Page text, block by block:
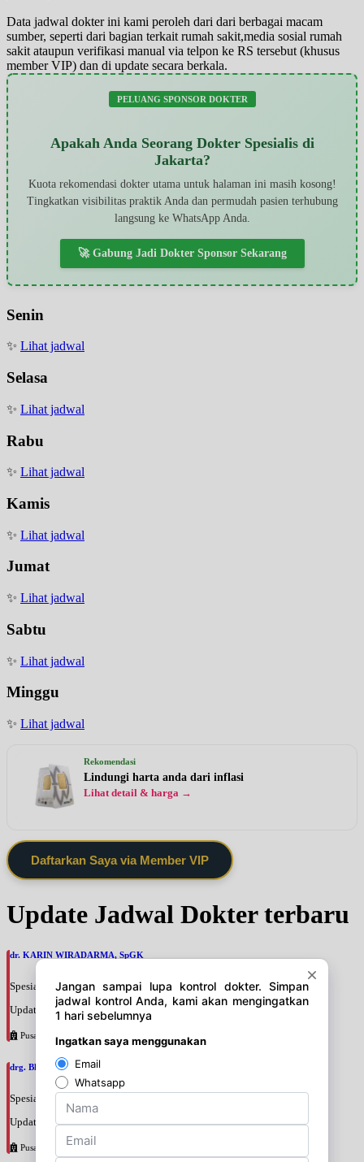
Data jadwal dokter ini kami peroleh dari dari berbagai macam
sumber, seperti dari bagian terkait rumah sakit,media sosial rumah
sakit ataupun verifikasi manual via telpon ke RS tersebut (khusus
member VIP) dan di update secara berkala.
PELUANG SPONSOR DOKTER
Apakah Anda Seorang Dokter Spesialis di
Jakarta?
Kuota rekomendasi dokter utama untuk halaman ini masih kosong!
Tingkatkan visibilitas praktik Anda dan permudah pasien terhubung
langsung ke WhatsApp Anda.
🚀 Gabung Jadi Dokter Sponsor Sekarang
Senin
✨ Lihat jadwal
Selasa
✨ Lihat jadwal
Rabu
✨ Lihat jadwal
Kamis
✨ Lihat jadwal
Jumat
✨ Lihat jadwal
Sabtu
✨ Lihat jadwal
Minggu
✨ Lihat jadwal
Rekomendasi
Lindungi harta anda dari inflasi
Lihat detail & harga →
Daftarkan Saya via Member VIP
Update Jadwal Dokter terbaru
dr. KARIN WIRADARMA, SpGK
Spesialis: Gizi
Update terakhir: 2026-08-07 11:46:16
Pusat Pertamina
drg. Bhunga Ayuningtias, SpPros
Spesialis: Gigi
Update terakhir: 2026-08-07 11:28:10
Pusat Pertamina